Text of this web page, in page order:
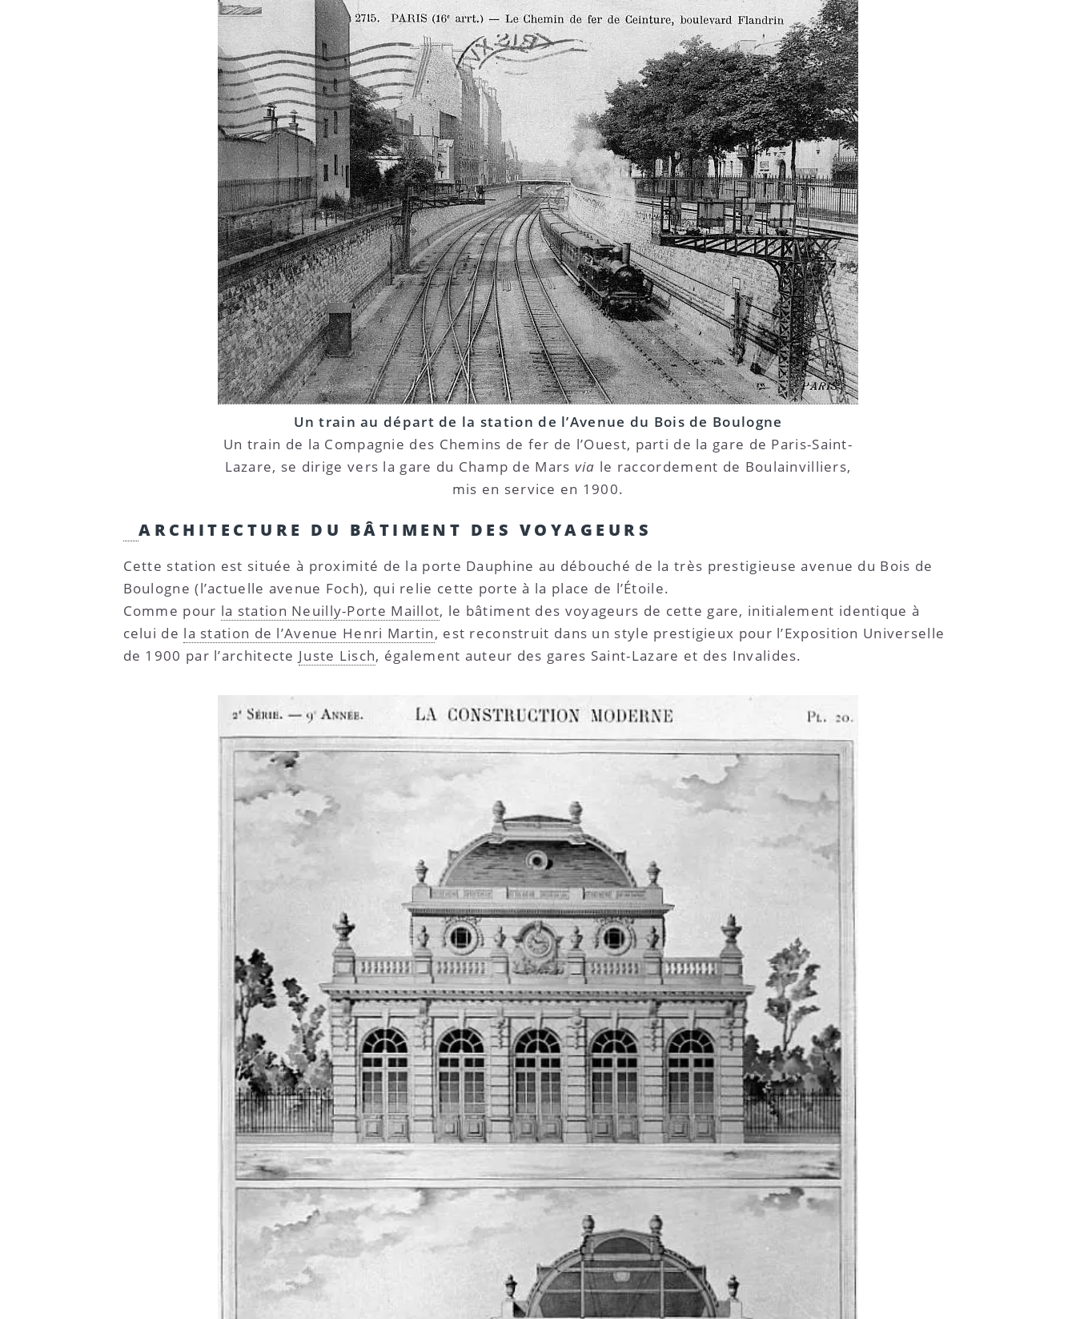
Un train au départ de la station de l’Avenue du Bois de Boulogne
Un train de la Compagnie des Chemins de fer de l’Ouest, parti de la gare de Paris-Saint-
Lazare, se dirige vers la gare du Champ de Mars via le raccordement de Boulainvilliers,
mis en service en 1900.
ARCHITECTURE DU BÂTIMENT DES VOYAGEURS
Cette station est située à proximité de la porte Dauphine au débouché de la très prestigieuse avenue du Bois de
Boulogne (l’actuelle avenue Foch), qui relie cette porte à la place de l’Étoile.
Comme pour la station Neuilly-Porte Maillot, le bâtiment des voyageurs de cette gare, initialement identique à
celui de la station de l’Avenue Henri Martin, est reconstruit dans un style prestigieux pour l’Exposition Universelle
de 1900 par l’architecte Juste Lisch, également auteur des gares Saint-Lazare et des Invalides.